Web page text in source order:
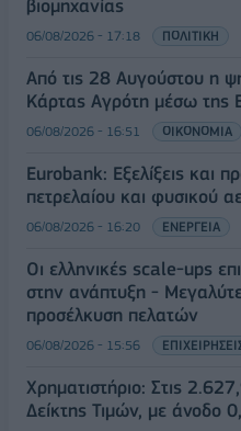
βιομηχανίας
06/08/2026 - 17:18 ΠΟΛΙΤΙΚΗ
Από τις 28 Αυγούστου η
Κάρτας Αγρότη μέσω της
06/08/2026 - 16:51 ΟΙΚΟΝΟΜΙΑ
Eurobank: Εξελίξεις και
πετρελαίου και φυσικού
06/08/2026 - 16:20 ΕΝΕΡΓΕΙΑ
Οι ελληνικές scale-ups
στην ανάπτυξη -
προσέλκυση πελατών
06/08/2026 - 15:56
Χρηματιστήριο: Στις
Δείκτης Τιμών, με άνοδο